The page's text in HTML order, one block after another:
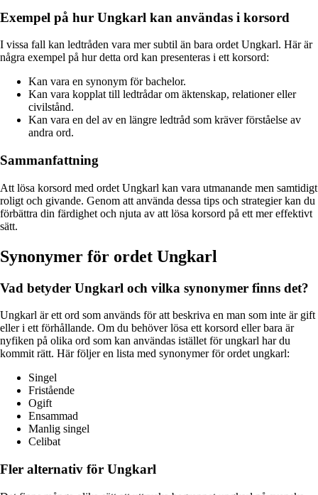
Exempel på hur Ungkarl kan användas i korsord
I vissa fall kan ledtråden vara mer subtil än bara ordet Ungkarl. Här är
några exempel på hur detta ord kan presenteras i ett korsord:
Kan vara en synonym för bachelor.
Kan vara kopplat till ledtrådar om äktenskap, relationer eller
civilstånd.
Kan vara en del av en längre ledtråd som kräver förståelse av
andra ord.
Sammanfattning
Att lösa korsord med ordet Ungkarl kan vara utmanande men samtidigt
roligt och givande. Genom att använda dessa tips och strategier kan du
förbättra din färdighet och njuta av att lösa korsord på ett mer effektivt
sätt.
Synonymer för ordet Ungkarl
Vad betyder Ungkarl och vilka synonymer finns det?
Ungkarl är ett ord som används för att beskriva en man som inte är gift
eller i ett förhållande. Om du behöver lösa ett korsord eller bara är
nyfiken på olika ord som kan användas istället för ungkarl har du
kommit rätt. Här följer en lista med synonymer för ordet ungkarl:
Singel
Fristående
Ogift
Ensammad
Manlig singel
Celibat
Fler alternativ för Ungkarl